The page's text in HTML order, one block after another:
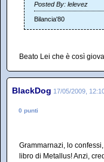
Posted By: lelevez
Bilancia'80
Beato Lei che è così
BlackDog 17/05/2009,
0 punti
Grammarnazi, lo
libro di Metallus! Anzi,